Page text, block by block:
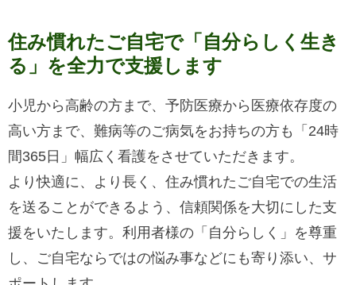
住み慣れたご自宅で「自分らしく生き
る」を全力で支援します
小児から高齢の方まで、予防医療から医療依存度の
高い方まで、難病等のご病気をお持ちの方も「24時
間365日」幅広く看護をさせていただきます。
より快適に、より長く、住み慣れたご自宅での生活
を送ることができるよう、信頼関係を大切にした支
援をいたします。利用者様の「自分らしく」を尊重
し、ご自宅ならではの悩み事などにも寄り添い、サ